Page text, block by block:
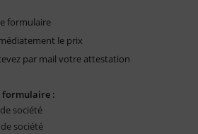
formulaire
le prix
par mail votre attestation
formulaire :
société
société